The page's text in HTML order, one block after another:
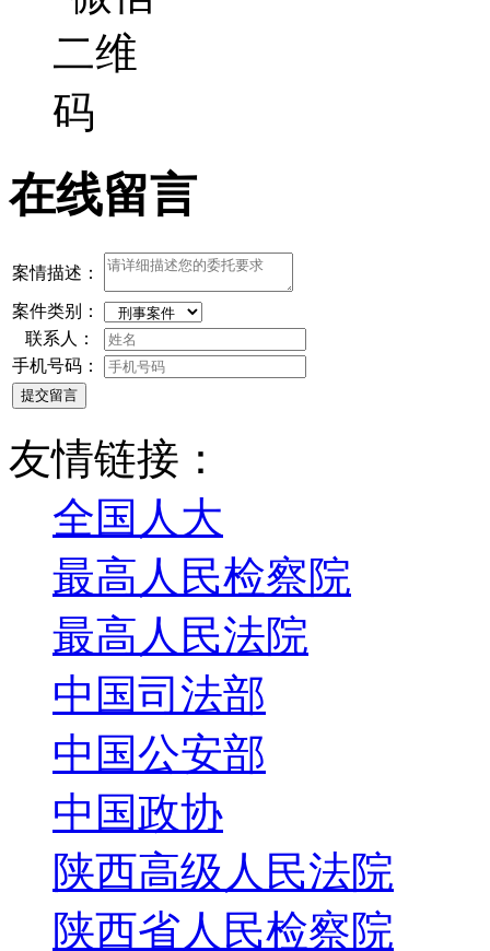
在线留言
案情描述：
案件类别：
联系人：
手机号码：
提交留言
友情链接：
全国人大
最高人民检察院
最高人民法院
中国司法部
中国公安部
中国政协
陕西高级人民法院
陕西省人民检察院